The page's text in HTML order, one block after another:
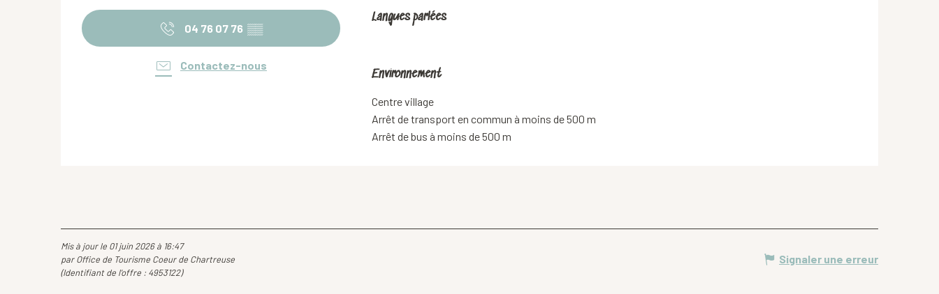
04 76 07 76 ▒▒
Contactez-nous
Langues parlées
Langues parlées
Environnement
Environnement
Centre village
Arrêt de transport en commun à moins de 500 m
Arrêt de bus à moins de 500 m
Mis à jour le 01 juin 2026 à 16:47
par Office de Tourisme Coeur de Chartreuse
(Identifiant de l'offre : 4953122)
Signaler une erreur